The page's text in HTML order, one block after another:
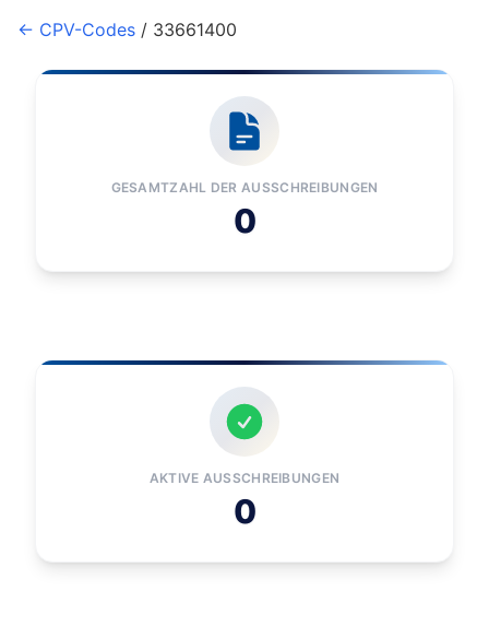
← CPV-Codes / 33661400
GESAMTZAHL DER AUSSCHREIBUNGEN
0
AKTIVE AUSSCHREIBUNGEN
0